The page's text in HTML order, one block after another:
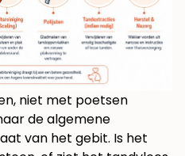
niet met poetsen
de algemene
van het gebit. Is het